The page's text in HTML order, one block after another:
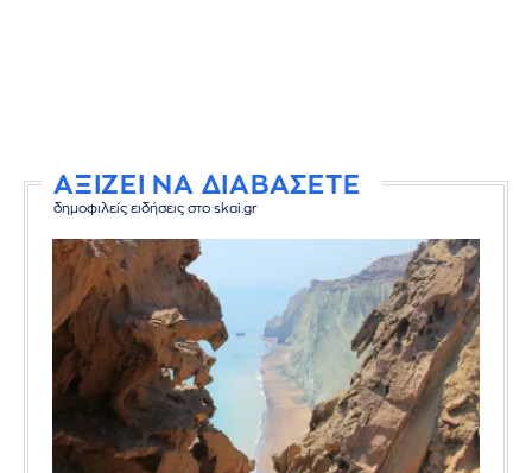
ΑΞΙΖΕΙ ΝΑ ΔΙΑΒΑΣΕΤΕ
δημοφιλείς ειδήσεις στο skai.gr